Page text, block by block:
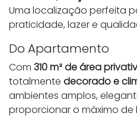
Uma localização perfeita
praticidade, lazer e
Do Apartamento
Com 310 m² de área
totalmente decorado e
ambientes amplos,
proporcionar o máximo de